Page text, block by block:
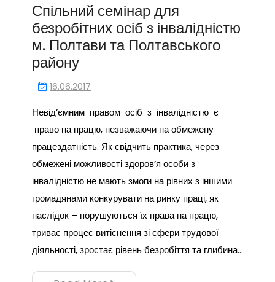
Спільний семінар для
безробітних осіб з інвалідністю
м. Полтави та Полтавського
району
16.06.2017
Невід’ємним правом осіб з інвалідністю є
право на працю, незважаючи на обмежену
працездатність. Як свідчить практика, через
обмежені можливості здоров’я особи з
інвалідністю не мають змоги на рівних з іншими
громадянами конкурувати на ринку праці, як
наслідок – порушуються їх права на працю,
триває процес витіснення зі сфери трудової
діяльності, зростає рівень безробіття та глибина…